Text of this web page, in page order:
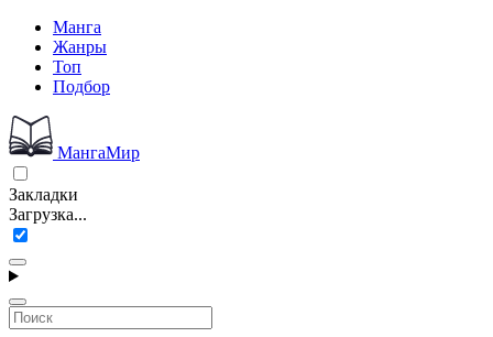
Манга
Жанры
Топ
Подбор
МангаМир
Закладки
Загрузка...